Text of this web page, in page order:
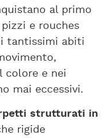
al primo
e rouches
tantissimi abiti
colore e nei
mai eccessivi.
strutturati in
rigide